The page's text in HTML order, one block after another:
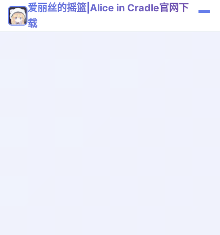
爱丽丝的摇篮|Alice in Cradle官网下
载